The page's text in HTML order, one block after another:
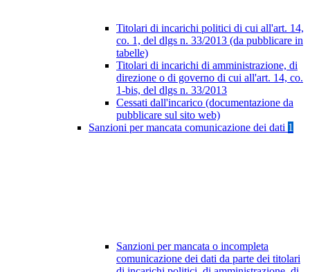
Titolari di incarichi politici di cui all'art. 14,
co. 1, del dlgs n. 33/2013 (da pubblicare in
tabelle)
Titolari di incarichi di amministrazione, di
direzione o di governo di cui all'art. 14, co.
1-bis, del dlgs n. 33/2013
Cessati dall'incarico (documentazione da
pubblicare sul sito web)
Sanzioni per mancata comunicazione dei dati 1
Sanzioni per mancata o incompleta
comunicazione dei dati da parte dei titolari